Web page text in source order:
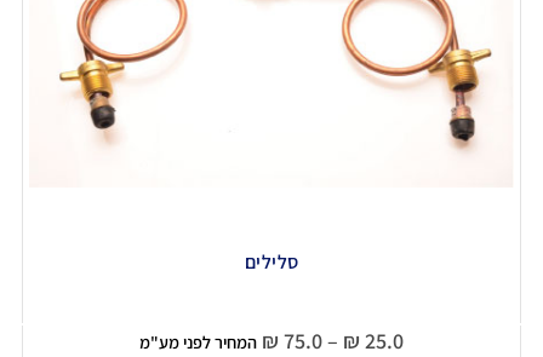
סלילים
₪ 25.0
–
₪ 75.0 המחיר לפני מע"מ